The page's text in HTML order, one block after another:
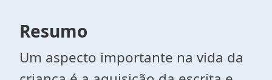
Resumo
Um aspecto importante na vida da